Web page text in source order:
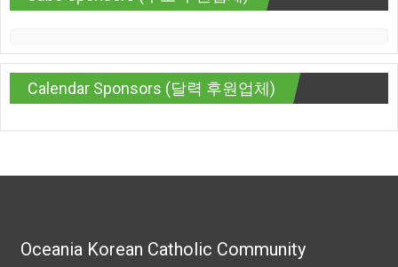
Calendar Sponsors (달력 후원업체)
Oceania Korean Catholic Community